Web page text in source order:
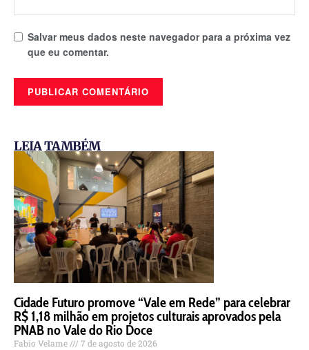
Salvar meus dados neste navegador para a próxima vez
que eu comentar.
LEIA TAMBÉM
Cidade Futuro promove “Vale em Rede” para celebrar
R$ 1,18 milhão em projetos culturais aprovados pela
PNAB no Vale do Rio Doce
Fabio Velame 7 de agosto de 2026